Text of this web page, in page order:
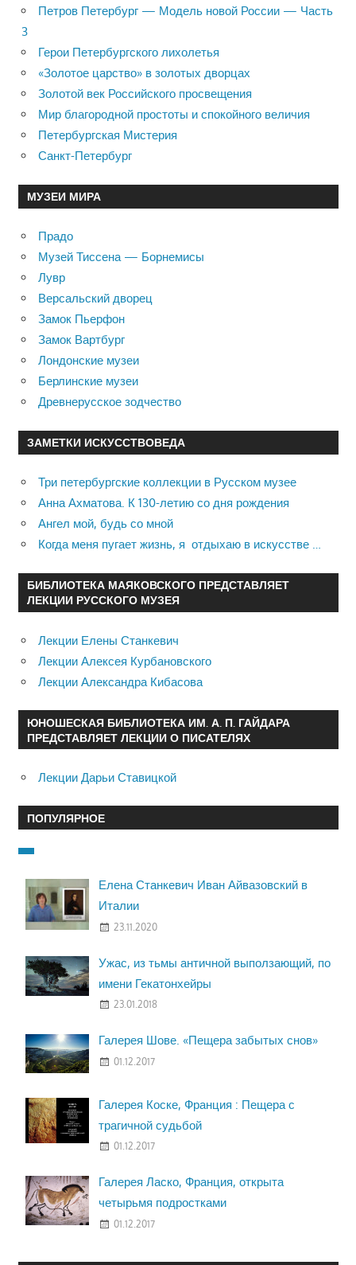
Петров Петербург — Модель новой России — Часть
3
Герои Петербургского лихолетья
«Золотое царство» в золотых дворцах
Золотой век Российского просвещения
Мир благородной простоты и спокойного величия
Петербургская Мистерия
Санкт-Петербург
МУЗЕИ МИРА
Прадо
Музей Тиссена — Борнемисы
Лувр
Версальский дворец
Замок Пьерфон
Замок Вартбург
Лондонские музеи
Берлинские музеи
Древнерусское зодчество
ЗАМЕТКИ ИСКУССТВОВЕДА
Три петербургские коллекции в Русском музее
Анна Ахматова. К 130-летию со дня рождения
Ангел мой, будь со мной
Когда меня пугает жизнь, я отдыхаю в искусстве …
БИБЛИОТЕКА МАЯКОВСКОГО ПРЕДСТАВЛЯЕТ
ЛЕКЦИИ РУССКОГО МУЗЕЯ
Лекции Елены Станкевич
Лекции Алексея Курбановского
Лекции Александра Кибасова
ЮНОШЕСКАЯ БИБЛИОТЕКА ИМ. А. П. ГАЙДАРА
ПРЕДСТАВЛЯЕТ ЛЕКЦИИ О ПИСАТЕЛЯХ
Лекции Дарьи Ставицкой
ПОПУЛЯРНОЕ
Елена Станкевич Иван Айвазовский в
Италии
23.11.2020
Ужас, из тьмы античной выползающий, по
имени Гекатонхейры
23.01.2018
Галерея Шове. «Пещера забытых снов»
01.12.2017
Галерея Коске, Франция : Пещера с
трагичной судьбой
01.12.2017
Галерея Ласко, Франция, открыта
четырьмя подростками
01.12.2017